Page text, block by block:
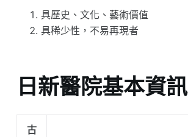
具歷史、文化、藝術價值
具稀少性，不易再現者
日新醫院基本資訊
古